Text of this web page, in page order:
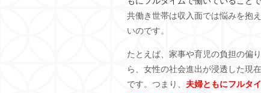
共働き世帯は収入面では悩みを抱
いのです。
たとえば、家事や育児の負担の偏
ら、女性の社会進出が浸透した現
です。つまり、 夫婦ともにフルタ